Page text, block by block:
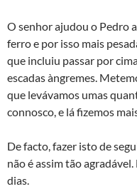
O senhor ajudou o Pedro
ferro e por isso mais
que incluiu passar por
escadas à­ngremes.
que levávamos umas
connosco, e lá fizemos
De facto, fazer isto de
não é assim tão
dias.